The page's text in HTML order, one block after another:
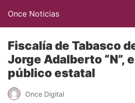
Once Noticias
Fiscalía de Tabasco
Jorge Adalberto “N”,
público estatal
Once Digital